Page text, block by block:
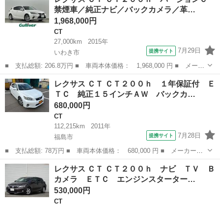
ター／ドラ...
禁煙車／純正ナビ／バックカメラ／革…
1,968,000円
CT
27,000km
2015年
いわき市
提携サイト 7月29日
■ 支払総額: 206.8万円 ■ 車両本体価格： 1,968,000 円 ■ メーカ
ー名： レクサス ■ 車種名： ＣＴ ■ グレード名： ＣＴ２００
ｈ バージョンＣ 禁煙車／純正ナビ／バックカメラ／革巻きステア
リング／...
福島 いわき市
レクサス ＣＴ ＣＴ２００ｈ １年保証付 Ｅ
ＴＣ 純正１５インチＡＷ バックカ…
680,000円
CT
112,215km
2011年
福島市
提携サイト 7月28日
■ 支払総額: 78万円 ■ 車両本体価格： 680,000 円 ■ メーカー
名： レクサス ■ 車種名： ＣＴ ■ グレード名： ＣＴ２００
ｈ １年保証付 ＥＴＣ 純正１５インチＡＷ バックカメラ ＡＢ
Ｓ スペアキー シ...
福島 福島市 CT
レクサス ＣＴ ＣＴ２００ｈ ナビ ＴＶ Ｂ
カメラ ＥＴＣ エンジンスターター…
530,000円
CT